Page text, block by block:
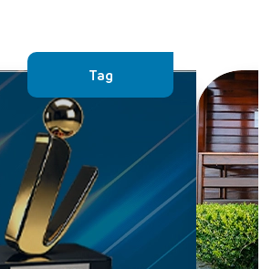
Tag